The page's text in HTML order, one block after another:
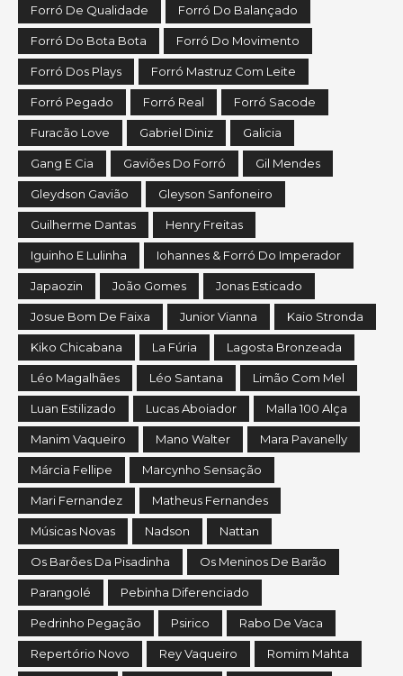
Forró De Qualidade Forró Do Balançado
Forró Do Bota Bota Forró Do Movimento
Forró Dos Plays Forró Mastruz Com Leite
Forró Pegado Forró Real Forró Sacode
Furacão Love Gabriel Diniz Galicia
Gang E Cia Gaviões Do Forró Gil Mendes
Gleydson Gavião Gleyson Sanfoneiro
Guilherme Dantas Henry Freitas
Iguinho E Lulinha Iohannes & Forró Do Imperador
Japaozin João Gomes Jonas Esticado
Josue Bom De Faixa Junior Vianna Kaio Stronda
Kiko Chicabana La Fúria Lagosta Bronzeada
Léo Magalhães Léo Santana Limão Com Mel
Luan Estilizado Lucas Aboiador Malla 100 Alça
Manim Vaqueiro Mano Walter Mara Pavanelly
Márcia Fellipe Marcynho Sensação
Mari Fernandez Matheus Fernandes
Músicas Novas Nadson Nattan
Os Barões Da Pisadinha Os Meninos De Barão
Parangolé Pebinha Diferenciado
Pedrinho Pegação Psirico Rabo De Vaca
Repertório Novo Rey Vaqueiro Romim Mahta